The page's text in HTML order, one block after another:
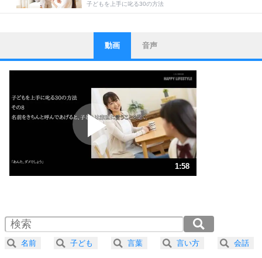
子どもを上手に叱る30の方法
1
ストレス対策
他人と比べない。
いっそのこと、他人を見ない。
いらいらしない人になる30の方法
プラス思考
ポジティブになれない原因は、行動しないから。
ポジティブ思考になる30の方法
ストレス対策
人生、なんとかなるもの。
気楽に生きる30の方法
4 器の大きい人は、怒りを優しさで表現する。
動画 音声
1:58
2.0倍速 （232KB 59秒）
2.5倍速 （186KB 47秒）
3.0倍速 （155KB 39秒）
名前 子ども 言葉 言い方 会話